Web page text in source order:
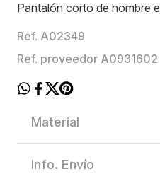
Pantalón corto de hombre
Ref. A02349
Ref. proveedor A0931602
Material
Info. Envío